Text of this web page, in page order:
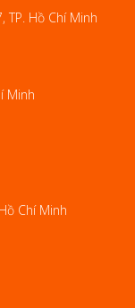
TP. Hồ Chí Minh
Minh
Chí Minh